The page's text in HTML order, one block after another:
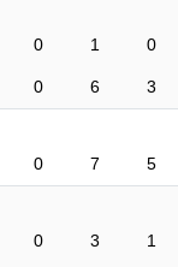
0 1 0
0 6 3
0 7 5
0 3 1